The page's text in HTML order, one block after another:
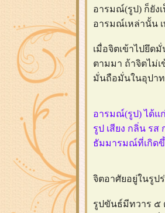
อารมณ์(รูป) ก็ยัง
อารมณ์เหล่านั้น
เมื่อจิตเข้าไปยึด
ตามมา ถ้าจิตไม่
มั่นถือมั่นในอุปา
อารมณ์(รูป) ได้แ
รูป เสียง กลิ่น ร
ธัมมารมณ์ที่เกิด
จิตอาศัยอยู่ในรูป
รูปขันธ์มีทวาร ๕